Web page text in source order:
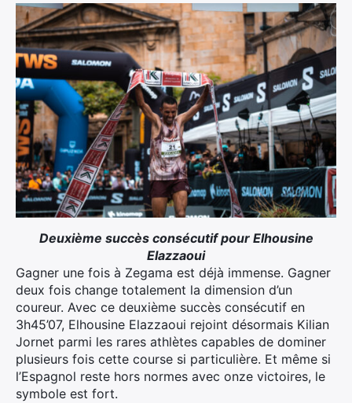
Deuxième succès consécutif pour Elhousine
Elazzaoui
Gagner une fois à Zegama est déjà immense. Gagner
deux fois change totalement la dimension d’un
coureur. Avec ce deuxième succès consécutif en
3h45’07, Elhousine Elazzaoui rejoint désormais Kilian
Jornet parmi les rares athlètes capables de dominer
plusieurs fois cette course si particulière. Et même si
l’Espagnol reste hors normes avec onze victoires, le
symbole est fort.